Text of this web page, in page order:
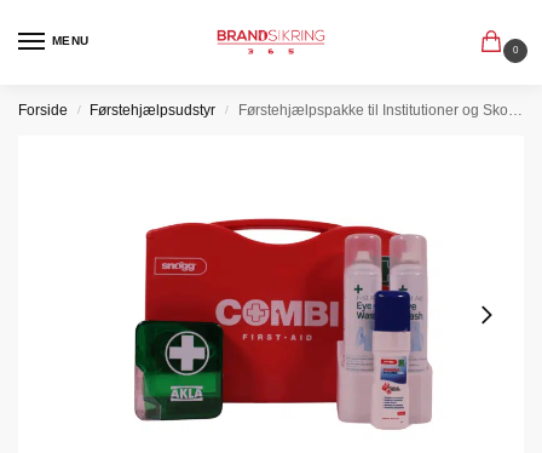
MENU
0
Forside / Førstehjælpsudstyr / Førstehjælpspakke til Institutioner og Skoler